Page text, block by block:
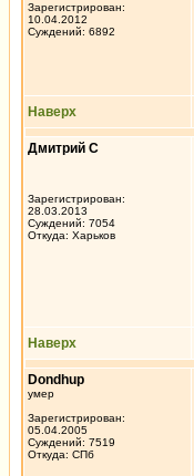
Зарегистрирован:
10.04.2012
Суждений: 6892
Наверх
Дмитрий С
Зарегистрирован:
28.03.2013
Суждений: 7054
Откуда: Харьков
Наверх
Dondhup
умер
Зарегистрирован:
05.04.2005
Суждений: 7519
Откуда: СПб